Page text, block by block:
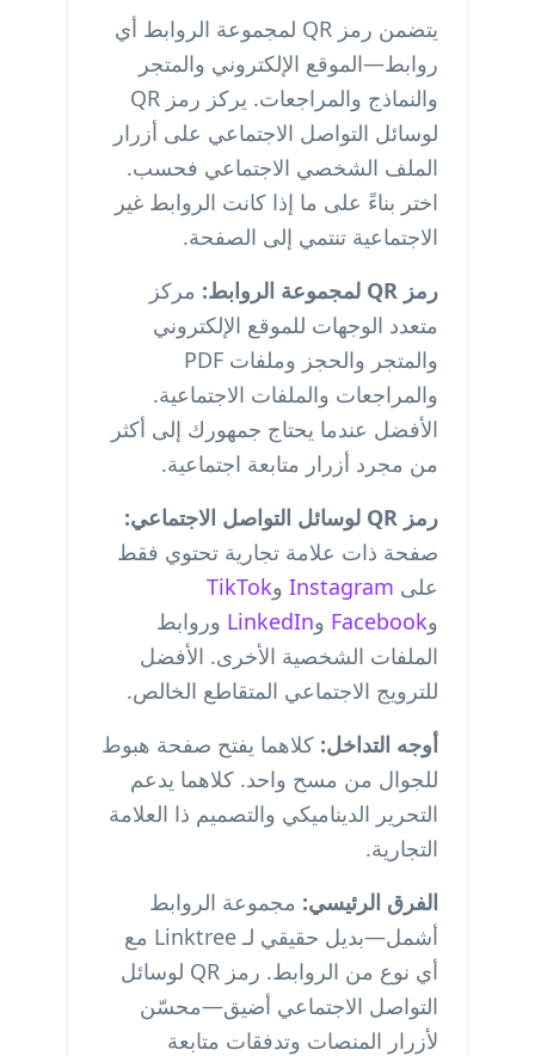
يتضمن رمز QR لمجموعة الروابط أي
روابط—الموقع الإلكتروني والمتجر
والنماذج والمراجعات. يركز رمز QR
لوسائل التواصل الاجتماعي على أزرار
الملف الشخصي الاجتماعي فحسب.
اختر بناءً على ما إذا كانت الروابط غير
الاجتماعية تنتمي إلى الصفحة.
رمز QR لمجموعة الروابط:
مركز
متعدد الوجهات للموقع الإلكتروني
والمتجر والحجز وملفات PDF
والمراجعات والملفات الاجتماعية.
الأفضل عندما يحتاج جمهورك إلى أكثر
من مجرد أزرار متابعة اجتماعية.
رمز QR لوسائل التواصل الاجتماعي:
صفحة ذات علامة تجارية تحتوي فقط
على Instagram وTikTok
وFacebook وLinkedIn وروابط
الملفات الشخصية الأخرى. الأفضل
للترويج الاجتماعي المتقاطع الخالص.
أوجه التداخل: كلاهما يفتح صفحة هبوط
للجوال من مسح واحد. كلاهما يدعم
التحرير الديناميكي والتصميم ذا العلامة
التجارية.
الفرق الرئيسي: مجموعة الروابط
أشمل—بديل حقيقي لـ Linktree مع
أي نوع من الروابط. رمز QR لوسائل
التواصل الاجتماعي أضيق—محسّن
لأزرار المنصات وتدفقات متابعة